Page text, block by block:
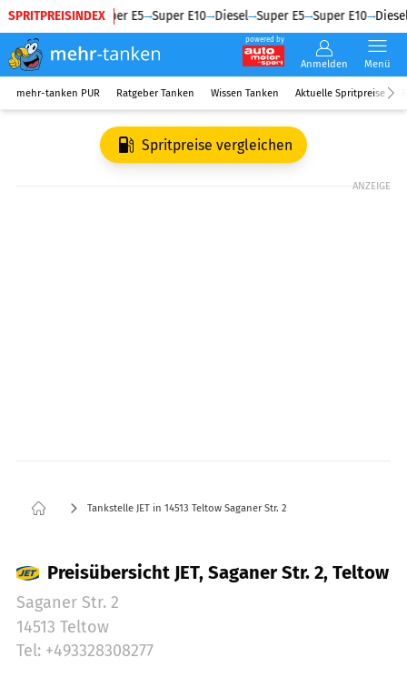
SPRITPREISINDEX
Diesel Super E5 Super E10 Diesel Super E5 Super E10 Diesel
powered by
Anmelden Menü
mehr-tanken PUR Ratgeber Tanken Wissen Tanken Aktuelle Spritpreise
Spritpreise vergleichen
ANZEIGE
Tankstelle JET in 14513 Teltow Saganer Str. 2
Preisübersicht JET, Saganer Str. 2, Teltow
Saganer Str. 2
14513 Teltow
Tel: +493328308277